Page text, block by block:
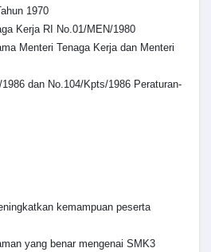
1970
Kerja RI No.01/MEN/1980
Menteri Tenaga Kerja dan Menteri
dan No.104/Kpts/1986 Peraturan-
kemampuan peserta
yang benar mengenai SMK3